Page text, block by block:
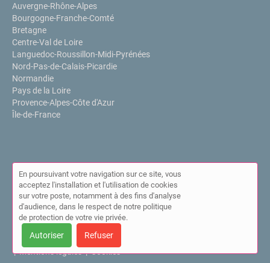
Auvergne-Rhône-Alpes
Bourgogne-Franche-Comté
Bretagne
Centre-Val de Loire
Languedoc-Roussillon-Midi-Pyrénées
Nord-Pas-de-Calais-Picardie
Normandie
Pays de la Loire
Provence-Alpes-Côte d'Azur
Île-de-France
© Annuaire de l'IPPP 2026 |
|Mentions légales|Cookies
En poursuivant votre navigation sur ce site, vous
acceptez l'installation et l'utilisation de cookies
sur votre poste, notamment à des fins d'analyse
d'audience, dans le respect de notre politique
de protection de votre vie privée.
Autoriser Refuser